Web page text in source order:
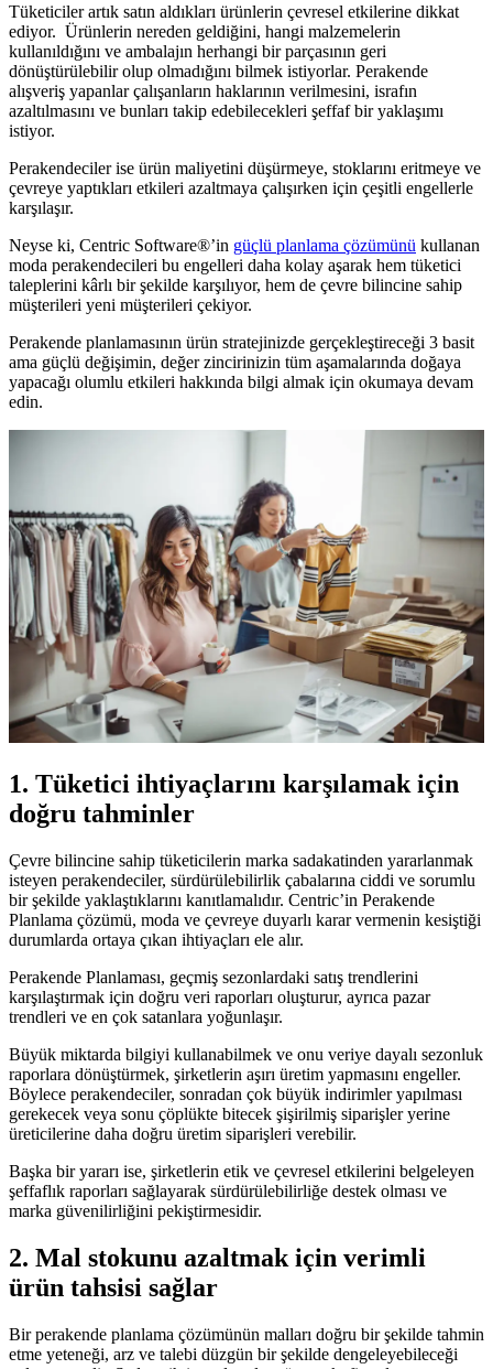
Tüketiciler artık satın aldıkları ürünlerin çevresel etkilerine dikkat
ediyor. Ürünlerin nereden geldiğini, hangi malzemelerin
kullanıldığını ve ambalajın herhangi bir parçasının geri
dönüştürülebilir olup olmadığını bilmek istiyorlar. Perakende
alışveriş yapanlar çalışanların haklarının verilmesini, israfın
azaltılmasını ve bunları takip edebilecekleri şeffaf bir yaklaşımı
istiyor.
Perakendeciler ise ürün maliyetini düşürmeye, stoklarını eritmeye ve
çevreye yaptıkları etkileri azaltmaya çalışırken için çeşitli engellerle
karşılaşır.
Neyse ki, Centric Software®’in güçlü planlama çözümünü kullanan
moda perakendecileri bu engelleri daha kolay aşarak hem tüketici
taleplerini kârlı bir şekilde karşılıyor, hem de çevre bilincine sahip
müşterileri yeni müşterileri çekiyor.
Perakende planlamasının ürün stratejinizde gerçekleştireceği 3 basit
ama güçlü değişimin, değer zincirinizin tüm aşamalarında doğaya
yapacağı olumlu etkileri hakkında bilgi almak için okumaya devam
edin.
1. Tüketici ihtiyaçlarını karşılamak için
doğru tahminler
Çevre bilincine sahip tüketicilerin marka sadakatinden yararlanmak
isteyen perakendeciler, sürdürülebilirlik çabalarına ciddi ve sorumlu
bir şekilde yaklaştıklarını kanıtlamalıdır. Centric’in Perakende
Planlama çözümü, moda ve çevreye duyarlı karar vermenin kesiştiği
durumlarda ortaya çıkan ihtiyaçları ele alır.
Perakende Planlaması, geçmiş sezonlardaki satış trendlerini
karşılaştırmak için doğru veri raporları oluşturur, ayrıca pazar
trendleri ve en çok satanlara yoğunlaşır.
Büyük miktarda bilgiyi kullanabilmek ve onu veriye dayalı sezonluk
raporlara dönüştürmek, şirketlerin aşırı üretim yapmasını engeller.
Böylece perakendeciler, sonradan çok büyük indirimler yapılması
gerekecek veya sonu çöplükte bitecek şişirilmiş siparişler yerine
üreticilerine daha doğru üretim siparişleri verebilir.
Başka bir yararı ise, şirketlerin etik ve çevresel etkilerini belgeleyen
şeffaflık raporları sağlayarak sürdürülebilirliğe destek olması ve
marka güvenilirliğini pekiştirmesidir.
2. Mal stokunu azaltmak için verimli
ürün tahsisi sağlar
Bir perakende planlama çözümünün malları doğru bir şekilde tahmin
etme yeteneği, arz ve talebi düzgün bir şekilde dengeleyebileceği